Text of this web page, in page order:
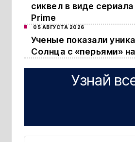
сиквел в виде
Prime
05 АВГУСТА 2026
Ученые показали
Солнца с «перьями»
Узнай